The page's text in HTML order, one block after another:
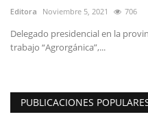
Editora Noviembre 5, 2021 706
Delegado presidencial en la
trabajo “Agrorgánica”,...
PUBLICACIONES